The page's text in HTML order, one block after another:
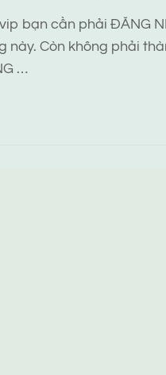
bạn cần phải ĐĂNG
này. Còn không phải
…